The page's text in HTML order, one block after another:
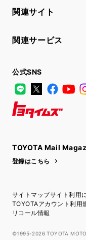
関連サイト
関連サービス
公式SNS
LINE
X
TOYOTA Mail
登録はこちら
サイトマップサイト利用
TOYOTAアカウント利用
リコール情報
©1995-2026 TOYOTA